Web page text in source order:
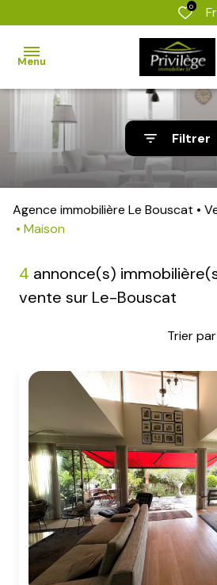
0 Fr
Menu
accueil
nos
biens
biens
vendus
estimation
l'agence
e-
mail
Filtrer
Agence immobilière Le Bouscat
Maison
4 annonce(s)
vente sur Le-Bouscat
Trier